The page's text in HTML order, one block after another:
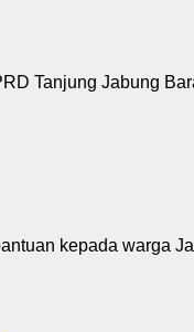
Tanjung Jabung
kepada warga